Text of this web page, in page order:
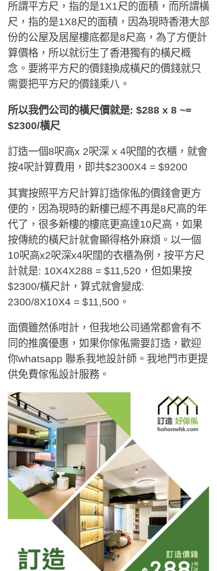
所謂平方尺，指的是1X1尺的面積，而所謂橫
尺，指的是1X8尺的面積，因為現時香港大部
份的公屋及居屋樓底都是8尺高，為了方便計
算價格，所以就衍生了香港獨有的橫尺概
念。要將平方尺的價錢換成橫尺的價錢就只
需要把平方尺的價錢乘八。
所以我們公司的橫尺價就是: $288 x 8 ~=
$2300/橫尺
訂造一個8呎高x 2呎深 x 4呎闊的衣櫃，就會
按4呎計算費用，即共$2300X4 = $9200
其實按照平方尺計算訂造傢俬的價錢會更方
便的，因為現時的新樓已經不再是8尺高的年
代了，很多新樓的樓底更高達10尺高，如果
按傳統的橫尺計就會顯得格外麻煩。以一個
10呎高x2呎深x4呎闊的衣櫃為例，按平方尺
計就是: 10X4X288 = $11,520，但如果按
$2300/橫尺計，算式就會變成:
2300/8X10X4 = $11,500。
面價雖然係咁計，但我地公司通常都會有不
同的推廣優惠，如果你傢俬需要訂造，歡迎
你whatsapp 聯系我地設計師。我地門市更提
供免費傢俬設計服務。